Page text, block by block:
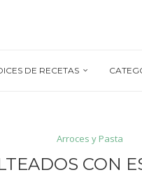
DE RECETAS
Arroces y Pasta
CON